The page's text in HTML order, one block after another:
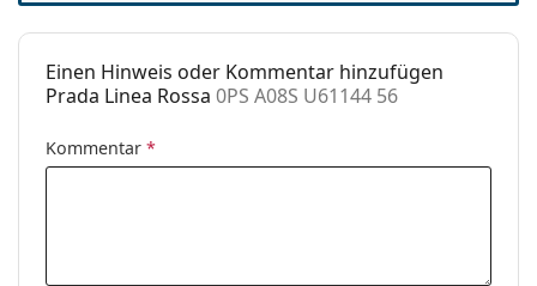
Code: 0PS A08S U61144 56
Einen Hinweis oder Kommentar hinzufügen
Prada Linea Rossa 0PS A08S U61144 56
Kommentar *